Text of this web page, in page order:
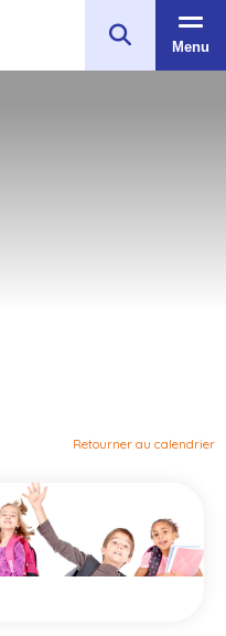
Menu
Retourner au calendrier